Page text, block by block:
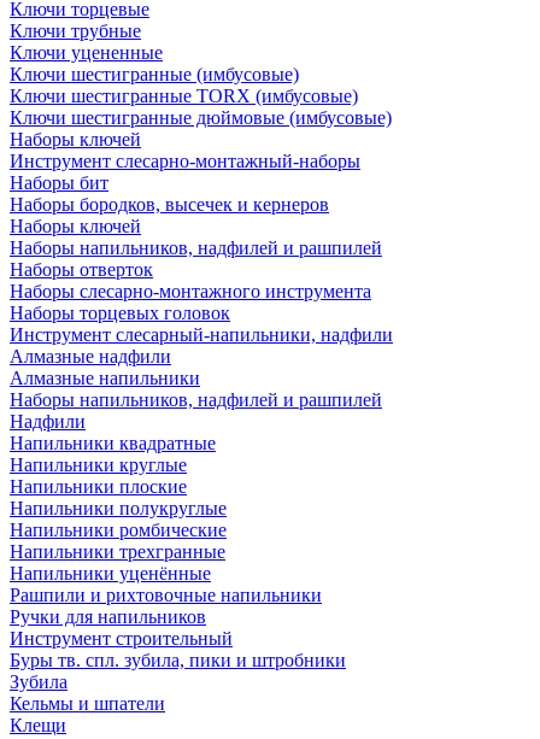
Ключи торцевые
Ключи трубные
Ключи уцененные
Ключи шестигранные (имбусовые)
Ключи шестигранные TORX (имбусовые)
Ключи шестигранные дюймовые (имбусовые)
Наборы ключей
Инструмент слесарно-монтажный-наборы
Наборы бит
Наборы бородков, высечек и кернеров
Наборы ключей
Наборы напильников, надфилей и рашпилей
Наборы отверток
Наборы слесарно-монтажного инструмента
Наборы торцевых головок
Инструмент слесарный-напильники, надфили
Алмазные надфили
Алмазные напильники
Наборы напильников, надфилей и рашпилей
Надфили
Напильники квадратные
Напильники круглые
Напильники плоские
Напильники полукруглые
Напильники ромбические
Напильники трехгранные
Напильники уценённые
Рашпили и рихтовочные напильники
Ручки для напильников
Инструмент строительный
Буры тв. спл. зубила, пики и штробники
Зубила
Кельмы и шпатели
Клещи